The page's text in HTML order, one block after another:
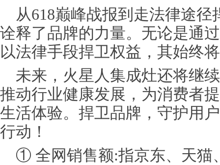
从618巅峰战报到走法律途
诠释了品牌的力量。无论是通
以法律手段捍卫权益，其始终
未来，火星人集成灶还将继
推动行业健康发展，为消费者
生活体验。捍卫品牌，守护用
行动！
① 全网销售额:指京东、天猫